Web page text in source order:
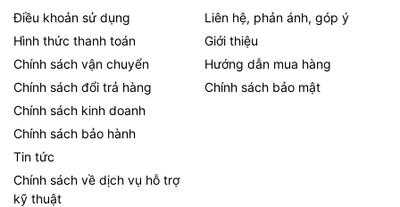
Là một chiếc laptop mỏng nhẹ, nhưng HP Envy x360 13-
bf0112TU 7C0N9PA vẫn có đủ những kết nối tiên tiến và
phổ biến nhất để phục vụ công việc. Bạn sẽ có cổng USB
Type-C tốc độ siêu nhanh 10Gpbs đóng vai trò đa năng từ
sạc, DisplayPort 1.4 cho đến sạc điện trong khi tắt máy;
cổng USB Type-A 5Gbps trong đó một cổng có thể sạc khi
tắt máy; đầu đọc thẻ SD; cổng nguồn và jack tai nghe
3.5mm.
Điều khoản sử dụng
Hình thức thanh toán
Chính sách vận chuyển
Chính sách đổi trả hàng
Chính sách kinh doanh
Chính sách bảo hành
Tin tức
Chính sách về dịch vụ hỗ trợ
kỹ thuật
Liên hệ, phản ánh, góp ý
Giới thiệu
Hướng dẫn mua hàng
Chính sách bảo mật